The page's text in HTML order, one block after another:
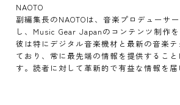
NAOTO
副編集長のNAOTOは、音楽プロデューサ
し、Music Gear Japanのコンテンツ制作を
彼は特にデジタル音楽機材と最新の音楽
ており、常に最先端の情報を提供するこ
す。読者に対して革新的で有益な情報を届